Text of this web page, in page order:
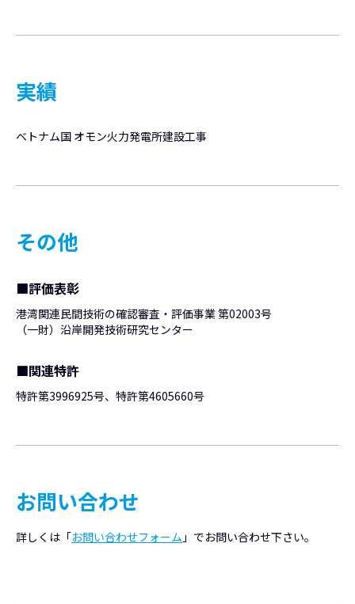
実績
ベトナム国 オモン火力発電所建設工事
その他
■評価表彰
港湾関連民間技術の確認審査・評価事業 第02003号
（一財）沿岸開発技術研究センター
■関連特許
特許第3996925号、特許第4605660号
お問い合わせ
詳しくは「お問い合わせフォーム 」でお問い合わせ下さい。